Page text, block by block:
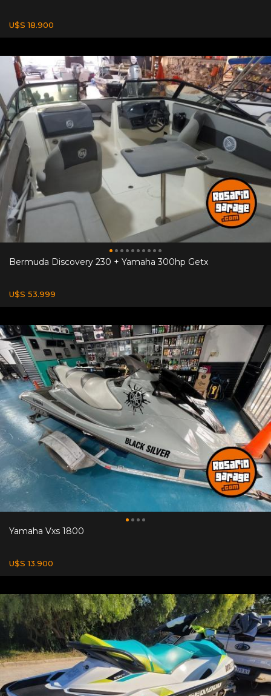
U$S 18.900
Bermuda Discovery 230 + Yamaha 300hp Getx
U$S 53.999
Yamaha Vxs 1800
U$S 13.900